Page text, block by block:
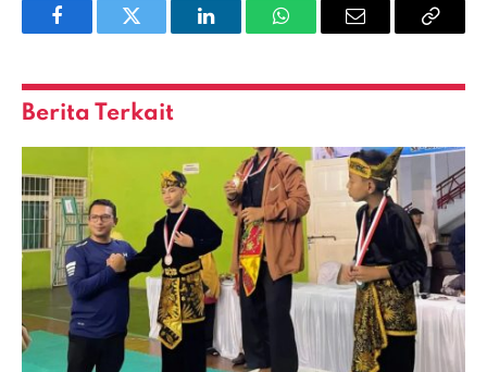
FacebookTwitter LinkedInWhatsAppEmail
Copy
Berita Terkait